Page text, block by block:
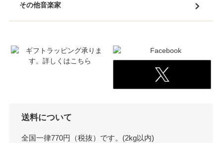
その他音楽家
送料について
全国一律770円（税抜）です。(2kg以内)